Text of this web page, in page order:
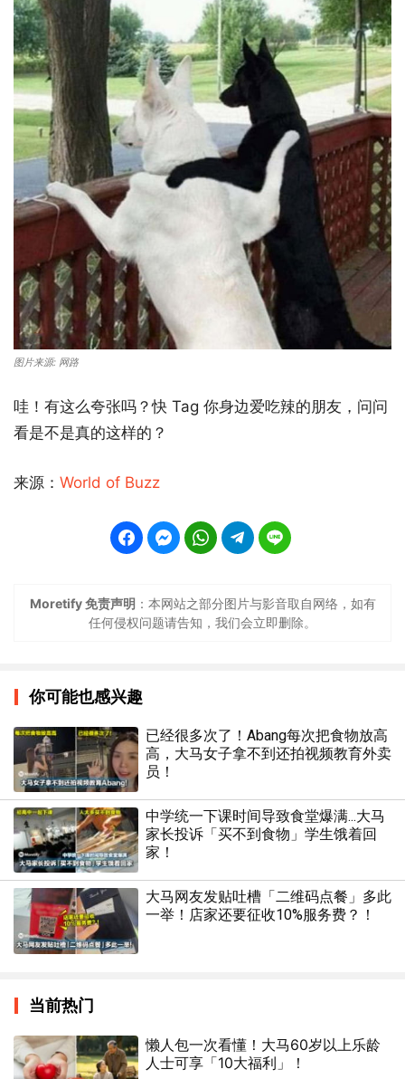
图片来源: 网路
哇！有这么夸张吗？快 Tag 你身边爱吃辣的朋友，问问
看是不是真的这样的？
来源： World of Buzz
Moretify 免责声明 ：本网站之部分图片与影音取自网络，如有
任何侵权问题请告知，我们会立即删除。
你可能也感兴趣
已经很多次了！Abang每次把食物放高
高，大马女子拿不到还拍视频教育外卖
员！
中学统一下课时间导致食堂爆满...大马
家长投诉「买不到食物」学生饿着回
家！
大马网友发贴吐槽「二维码点餐」多此
一举！店家还要征收10%服务费？！
当前热门
懒人包一次看懂！大马60岁以上乐龄
人士可享「10大福利」！